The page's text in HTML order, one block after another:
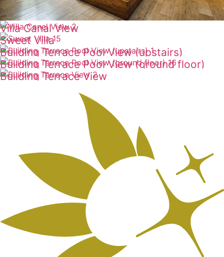
Villa Canal View
ดูเพิ่มเติม
Sweet Villa
ดูเพิ่มเติม
Building Terrace Pool View (upstairs)
ดูเพิ่มเติม
Building Terrace Pool View (ground floor)
ดูเพิ่มเติม
Building Terrace View